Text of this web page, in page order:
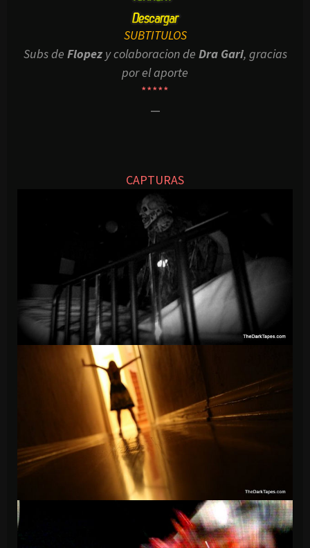
SUBTITULOS
Subs de Flopezy colaboracion de Dra Gari, gracias
por el aporte
*****
—
CAPTURAS